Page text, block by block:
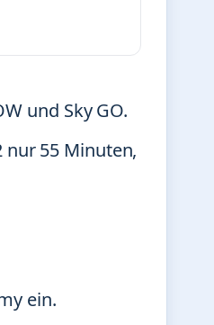
und Sky GO.
nur 55 Minuten,
ein.